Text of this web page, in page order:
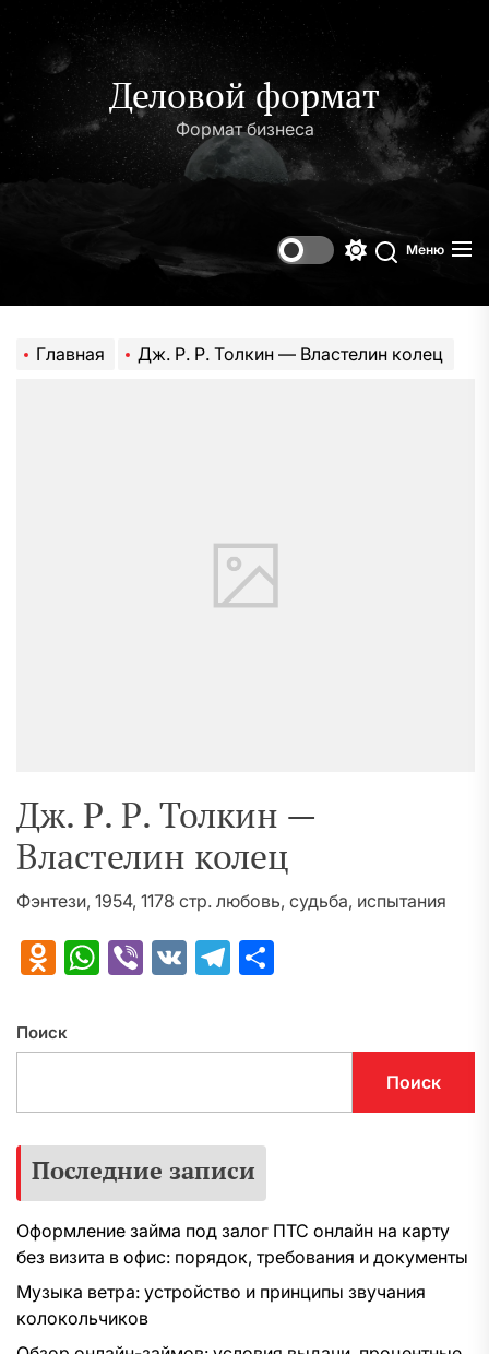
содержимому
Деловой формат
Формат бизнеса
Поиск
Меню
Главная Дж. Р. Р. Толкин — Властелин колец
Дж. Р. Р. Толкин —
Властелин колец
Фэнтези, 1954, 1178 стр. любовь, судьба, испытания
Odnoklassniki
WhatsApp
Viber
VK Telegram
Поиск
Поиск
Последние записи
Оформление займа под залог ПТС онлайн на карту
без визита в офис: порядок, требования и документы
Музыка ветра: устройство и принципы звучания
колокольчиков